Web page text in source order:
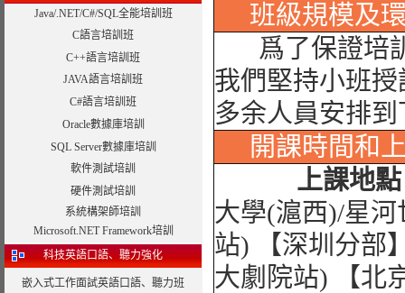
Java/.NET/C#/SQL全能培訓班
C語言培訓班
C++語言培訓班
JAVA語言培訓班
C#語言培訓班
Oracle數據庫培訓
SQL Server數據庫培訓
軟件測試培訓
硬件測試培訓
系統構架師培訓
Microsoft.NET Framework培訓
科技英語口語、聽力強化
嵌入式工作面試英語口語、聽力班
班級規模及
爲了保證培
我們堅持小班
多余人員安排
開課時間和
上課地
大學(滬西)/星
站) 【深圳分部
大劇院站) 【北